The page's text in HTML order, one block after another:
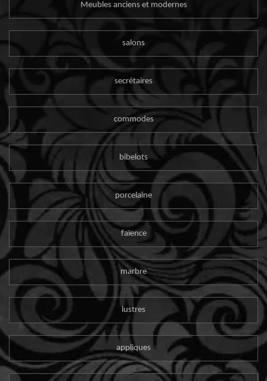
Meubles anciens et modernes
salons
secrétaires
commodes
bibelots
porcelaine
faïence
marbre
lustres
appliques